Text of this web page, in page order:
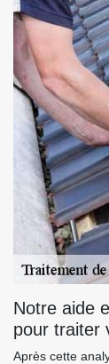
Notre aide
pour traiter
Après cette